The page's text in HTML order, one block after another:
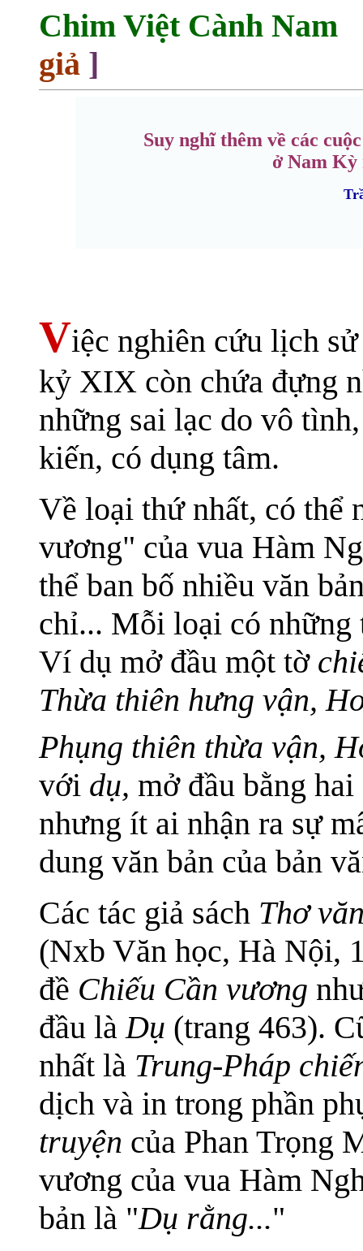
Chim Việt Cành
giả ]
Suy nghĩ thêm về các
ở Nam Kỳ
Việc nghiên cứu lịch
kỷ XIX còn chứa đựng
những sai lạc do vô
kiến, có dụng tâm.
Về loại thứ nhất, có thể
vương" của vua Hàm
thể ban bố nhiều văn
chỉ... Mỗi loại có những
Ví dụ mở đầu một tờ
Thừa thiên hưng vận,
Phụng thiên thừa vận,
với dụ, mở đầu bằng
nhưng ít ai nhận ra sự
dung văn bản của bản
Các tác giả sách Thơ
(Nxb Văn học, Hà Nội,
đề Chiếu Cần vương
đầu làDụ (trang 463).
nhất là Trung-Pháp
dịch và in trong phần
truyện của Phan Trọng
vương của vua Hàm
bản là "Dụ rằng..."